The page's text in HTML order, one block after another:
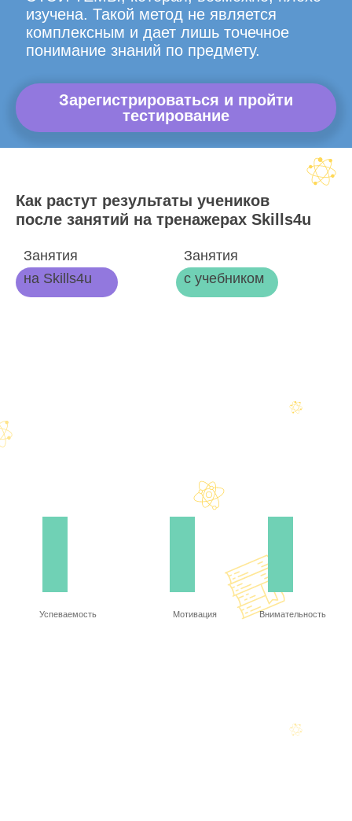
изучена. Такой метод не является
комплексным и дает лишь точечное
понимание знаний по предмету.
Зарегистрироваться и пройти
тестирование
Как растут результаты учеников
после занятий на тренажерах Skills4u
Занятия
на Skills4u
Занятия
с учебником
Успеваемость Мотивация Внимательность